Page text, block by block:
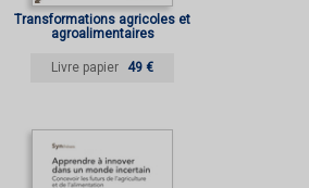
Transformations agricoles et
agroalimentaires
Livre papier 49 €